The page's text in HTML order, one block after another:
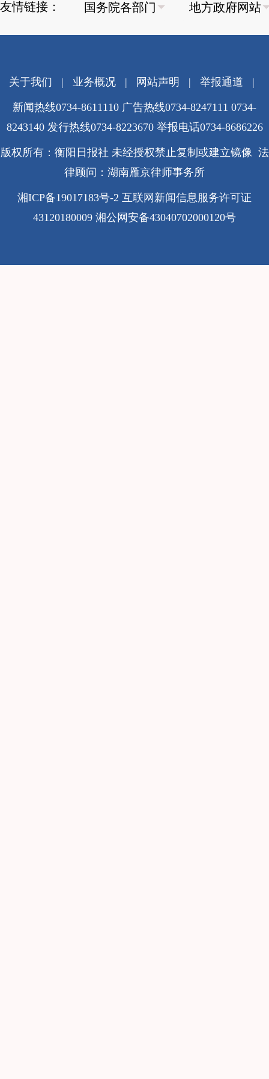
友情链接：
关于我们 | 业务概况| 网站声明 | 举报通道 |
新闻热线0734-8611110 广告热线0734-8247111 0734-
8243140 发行热线0734-8223670 举报电话0734-8686226
版权所有：衡阳日报社 未经授权禁止复制或建立镜像 法
律顾问：湖南雁京律师事务所
湘ICP备19017183号-2 互联网新闻信息服务许可证
43120180009 湘公网安备43040702000120号